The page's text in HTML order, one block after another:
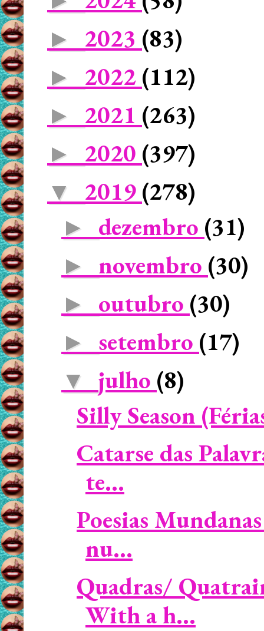
► 2023 (83)
► 2022 (112)
► 2021 (263)
► 2020 (397)
▼ 2019 (278)
► dezembro (31)
► novembro (30)
► outubro (30)
► setembro (17)
▼ julho (8)
Silly Season
Catarse das
te...
Poesias
nu...
Quadras/
With a h...